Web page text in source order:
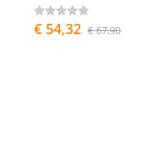
€ 54,32 € 67,90